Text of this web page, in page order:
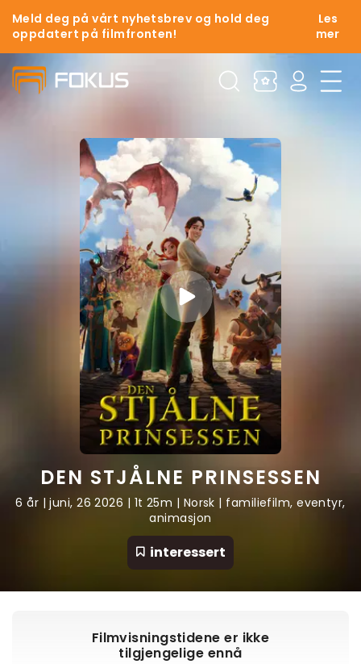
Meld deg på vårt nyhetsbrev og hold deg
oppdatert på filmfronten!
Les
mer
DEN STJÅLNE PRINSESSEN
6 år | juni, 26 2026 | 1t 25m | Norsk | familiefilm, eventyr,
animasjon
interessert
Filmvisningstidene er ikke
tilgjengelige ennå